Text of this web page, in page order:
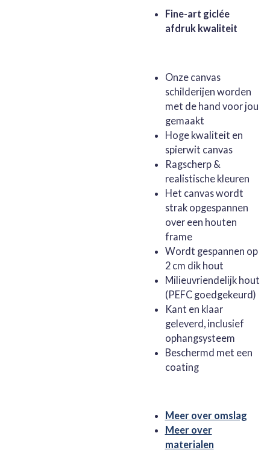
Fine-art giclée
afdruk kwaliteit
Onze canvas
schilderijen worden
met de hand voor jou
gemaakt
Hoge kwaliteit en
spierwit canvas
Ragscherp &
realistische kleuren
Het canvas wordt
strak opgespannen
over een houten
frame
Wordt gespannen op
2 cm dik hout
Milieuvriendelijk hout
(PEFC goedgekeurd)
Kant en klaar
geleverd, inclusief
ophangsysteem
Beschermd met een
coating
Meer over omslag
Meer over
materialen